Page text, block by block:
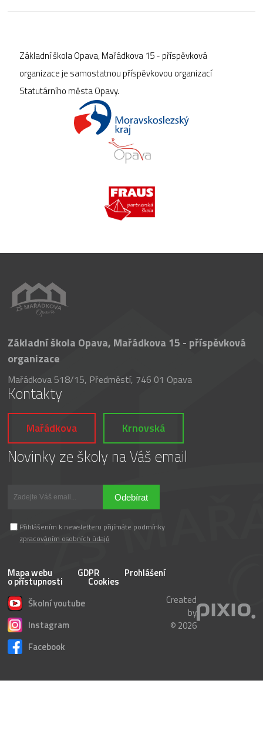
Základní škola Opava, Mařádkova 15 - příspěvková
organizace je samostatnou příspěvkovou organizací
Statutárního města Opavy.
Základní škola Opava, Mařádkova 15 - příspěvková
organizace
Mařádkova 518/15, Předměstí, 746 01 Opava
Kontakty
Mařádkova Krnovská
Novinky ze školy na Váš email
Odebírat
Přihlášením k newsletteru přijímáte podmínky
zpracováním osobních údajů
Mapa webu GDPR Prohlášení
o přístupnosti
Cookies
Školní youtube
Instagram
Facebook
Created
by
© 2026